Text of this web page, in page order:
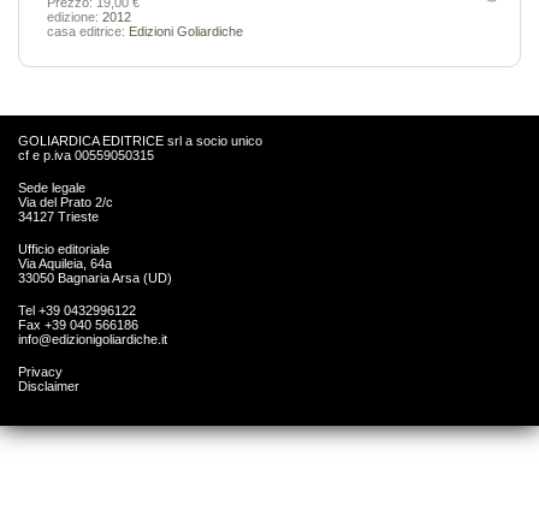
edizione: 2012
casa editrice: Edizioni Goliardiche
GOLIARDICA EDITRICE srl a socio unico
cf e p.iva 00559050315
Sede legale
Via del Prato 2/c
34127 Trieste
Ufficio editoriale
Via Aquileia, 64a
33050 Bagnaria Arsa (UD)
Tel +39 0432996122
Fax +39 040 566186
info@edizionigoliardiche.it
Privacy
Disclaimer